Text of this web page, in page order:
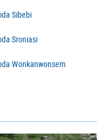
Sibebi
Sroniasi
Wonkanwonsem